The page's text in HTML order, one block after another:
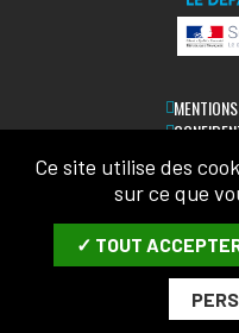
PLAN DU
LETTRE
SAISIR VOTRE
Ce site utilise des
sur ce que
✓ TOUT